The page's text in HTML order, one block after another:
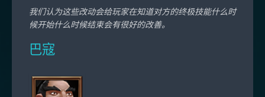
我们认为这些改动会给玩家在知道对方的终极技能什么时
候开始什么时候结束会有很好的改善。
巴寇